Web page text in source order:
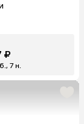
₽
7 н.